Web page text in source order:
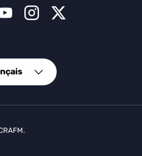
YouTubeInstagramTwitter
.